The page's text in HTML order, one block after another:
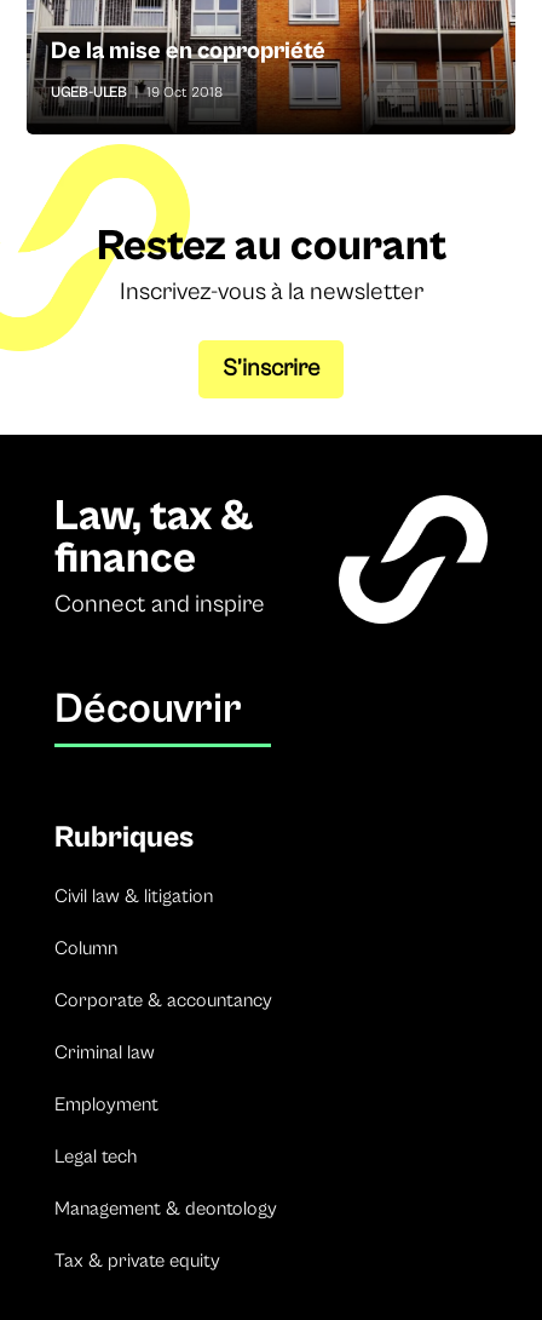
De la mise en copropriété
UGEB-ULEB | 19 Oct 2018
Restez au courant
Inscrivez-vous à la newsletter
S’inscrire
Law, tax &
finance
Connect and inspire
Découvrir
Rubriques
Civil law & litigation
Column
Corporate & accountancy
Criminal law
Employment
Legal tech
Management & deontology
Tax & private equity